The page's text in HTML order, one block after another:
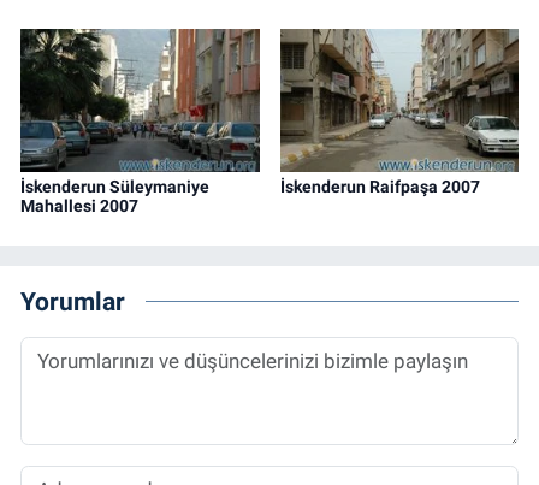
İskenderun Süleymaniye
Mahallesi 2007
İskenderun Raifpaşa 2007
Yorumlar